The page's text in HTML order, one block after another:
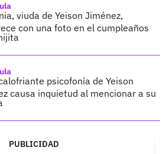
viuda de Yeison Jiménez,
con una foto en el cumpleaños
psicofonía de Yeison
causa inquietud al mencionar a su
PUBLICIDAD